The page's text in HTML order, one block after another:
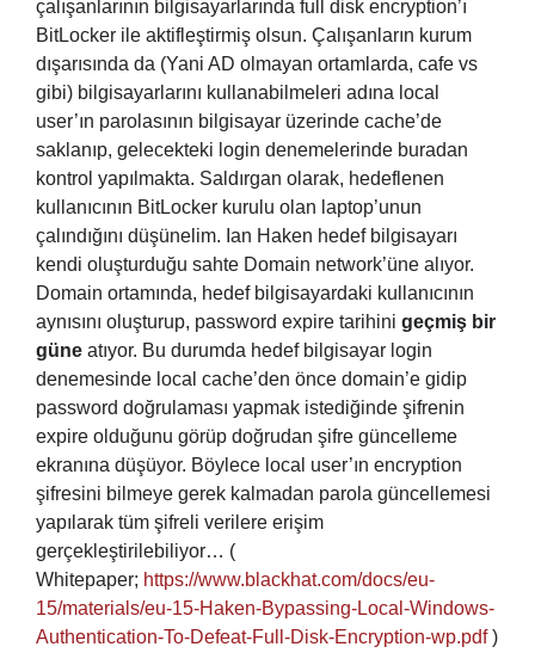
çalışanlarının bilgisayarlarında full disk encryption’ı
BitLocker ile aktifleştirmiş olsun. Çalışanların kurum
dışarısında da (Yani AD olmayan ortamlarda, cafe vs
gibi) bilgisayarlarını kullanabilmeleri adına local
user’ın parolasının bilgisayar üzerinde cache’de
saklanıp, gelecekteki login denemelerinde buradan
kontrol yapılmakta. Saldırgan olarak, hedeflenen
kullanıcının BitLocker kurulu olan laptop’unun
çalındığını düşünelim. Ian Haken hedef bilgisayarı
kendi oluşturduğu sahte Domain network’üne alıyor.
Domain ortamında, hedef bilgisayardaki kullanıcının
aynısını oluşturup, password expire tarihini geçmiş bir
güne atıyor. Bu durumda hedef bilgisayar login
denemesinde local cache’den önce domain’e gidip
password doğrulaması yapmak istediğinde şifrenin
expire olduğunu görüp doğrudan şifre güncelleme
ekranına düşüyor. Böylece local user’ın encryption
şifresini bilmeye gerek kalmadan parola güncellemesi
yapılarak tüm şifreli verilere erişim
gerçekleştirilebiliyor… (
Whitepaper; https://www.blackhat.com/docs/eu-
15/materials/eu-15-Haken-Bypassing-Local-Windows-
Authentication-To-Defeat-Full-Disk-Encryption-wp.pdf)